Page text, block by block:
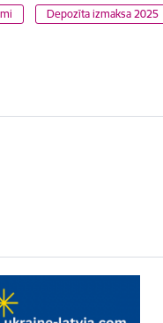
Depozīta izmaksa 2025